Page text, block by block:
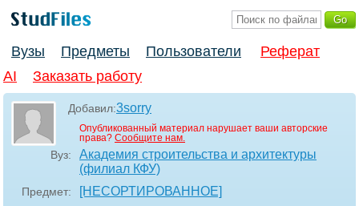
Вузы Предметы Пользователи
Реферат
AI
Заказать работу
Добавил:3sorry
Опубликованный материал нарушает ваши авторские
права? Сообщите нам.
Вуз:
Академия строительства и архитектуры
(филиал КФУ)
Предмет: [НЕСОРТИРОВАННОЕ]